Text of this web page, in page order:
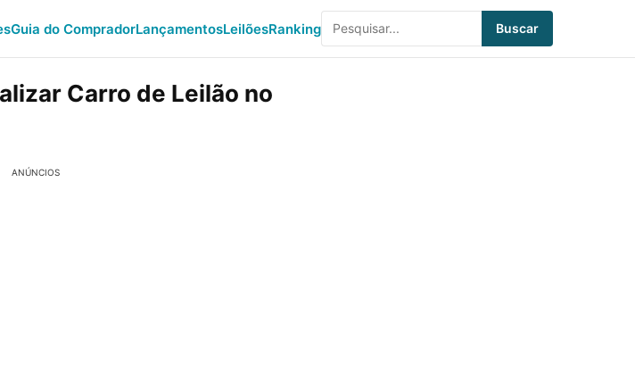
Guia do CompradorLançamentosLeilõesRanking Buscar
Carro de Leilão no
ANÚNCIOS